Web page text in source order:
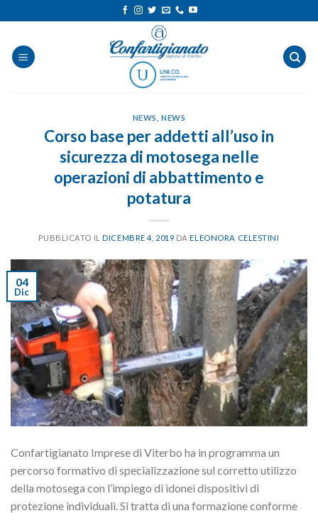
ai
contenuti
NEWS ,NEWS
Corso base per addetti all’uso in
sicurezza di motosega nelle
operazioni di abbattimento e
potatura
PUBBLICATO ILDICEMBRE 4, 2019 DAELEONORA CELESTINI
04
Dic
Confartigianato Imprese di Viterbo ha in programma un
percorso formativo di specializzazione sul corretto utilizzo
della motosega con l’impiego di idonei dispositivi di
protezione individuali. Si tratta di una formazione conforme